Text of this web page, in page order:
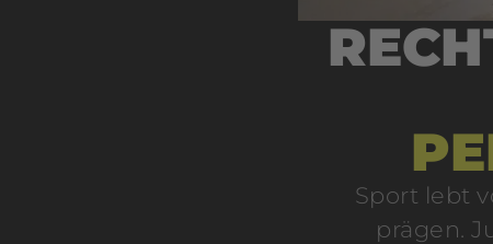
Sport lebt
prägen.